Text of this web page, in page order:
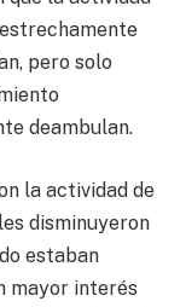
pero solo
deambulan.
la actividad de
disminuyeron
estaban
mayor interés